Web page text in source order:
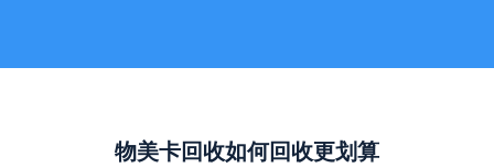
物美卡回收如何回收更划算